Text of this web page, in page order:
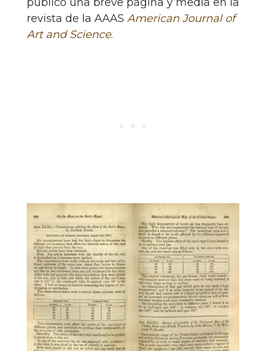
publicó una breve página y media en la
revista de la AAAS American Journal of
Art and Science.